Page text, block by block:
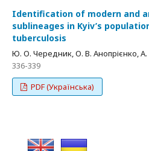
Identification of modern and
sublineages in Kyiv’s
tuberculosis
Ю. О. Чередник, О. В. Анопрієнко,
336-339
PDF (Українська)